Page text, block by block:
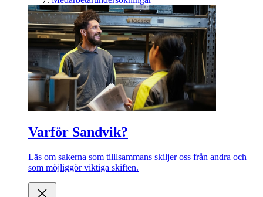
Varför Sandvik?
Läs om sakerna som tilllsammans skiljer oss från andra och
som möjliggör viktiga skiften.